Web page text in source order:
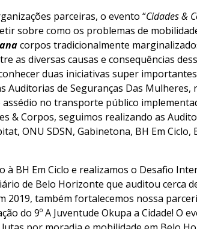
parceiras, o evento “Cidades &
sobre como os problemas de
corpos tradicionalmente
as diversas causas e consequências
duas iniciativas super
Auditorias de Seguranças Das Mulheres,
no transporte público
& Corpos, seguimos realizando as
ONU SDSN, Gabinetona, BH Em
BH Em Ciclo e realizamos o Desafio
de Belo Horizonte que auditou cerca
2019, também fortalecemos nossa
do 9º A Juventude Okupa a Cidade! O